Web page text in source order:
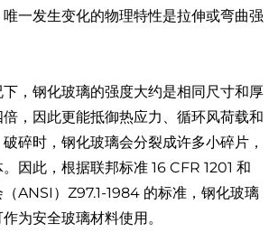
一发生变化的物理特性是拉伸或弯曲强
，钢化玻璃的强度大约是相同尺寸和厚
，因此更能抵御热应力、循环风荷载和
碎时，钢化玻璃会分裂成许多小碎片，
因此，根据联邦标准 16 CFR 1201 和
ANSI）Z97.1-1984 的标准，钢化玻璃
为安全玻璃材料使用。